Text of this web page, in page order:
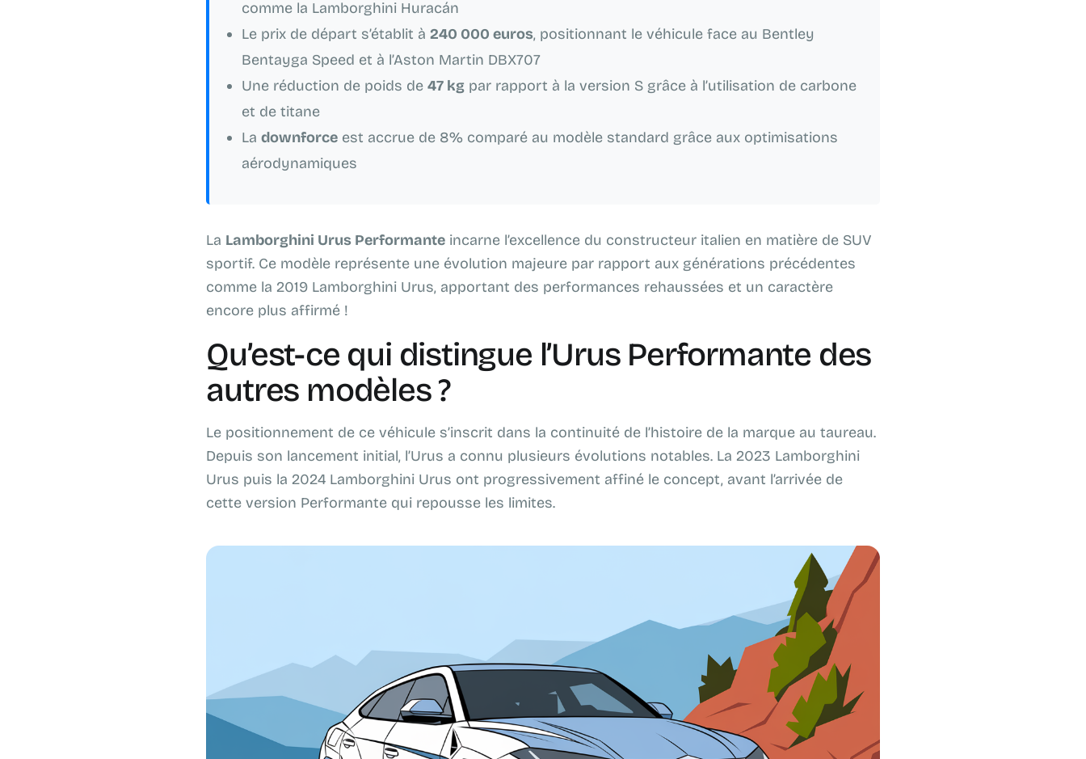
comme la Lamborghini Huracán
Le prix de départ s’établit à240 000 euros, positionnant le véhicule face au Bentley
Bentayga Speed et à l’Aston Martin DBX707
Une réduction de poids de47 kg par rapport à la version S grâce à l’utilisation de carbone
et de titane
Ladownforce est accrue de 8% comparé au modèle standard grâce aux optimisations
aérodynamiques
La Lamborghini Urus Performante incarne l’excellence du constructeur italien en matière de SUV
sportif. Ce modèle représente une évolution majeure par rapport aux générations précédentes
comme la 2019 Lamborghini Urus, apportant des performances rehaussées et un caractère
encore plus affirmé !
Qu’est-ce qui distingue l’Urus Performante des
autres modèles ?
Le positionnement de ce véhicule s’inscrit dans la continuité de l’histoire de la marque au taureau.
Depuis son lancement initial, l’Urus a connu plusieurs évolutions notables. La 2023 Lamborghini
Urus puis la 2024 Lamborghini Urus ont progressivement affiné le concept, avant l’arrivée de
cette version Performante qui repousse les limites.